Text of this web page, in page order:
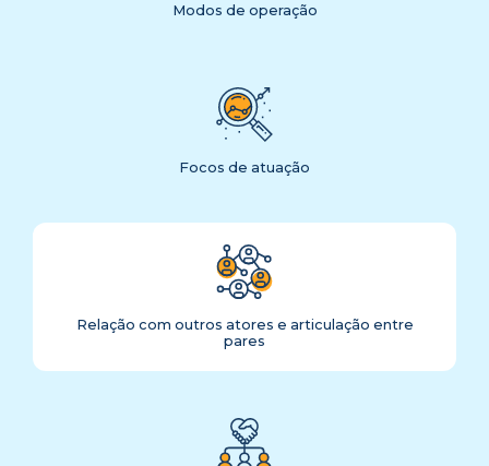
Modos de operação
Focos de atuação
Relação com outros atores e articulação entre
pares